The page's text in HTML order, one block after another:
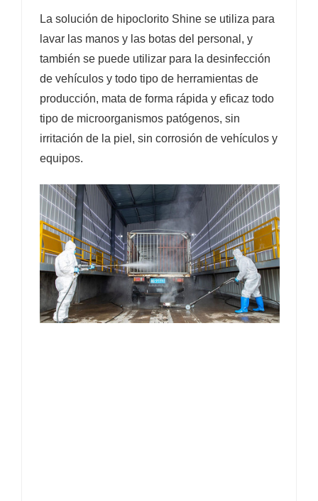
La solución de hipoclorito Shine se utiliza para
lavar las manos y las botas del personal, y
también se puede utilizar para la desinfección
de vehículos y todo tipo de herramientas de
producción, mata de forma rápida y eficaz todo
tipo de microorganismos patógenos, sin
irritación de la piel, sin corrosión de vehículos y
equipos.